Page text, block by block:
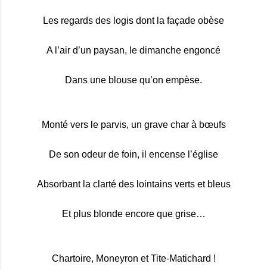
Les regards des logis dont la façade obèse
A l’air d’un paysan, le dimanche engoncé
Dans une blouse qu’on empèse.
Monté vers le parvis, un grave char à bœufs
De son odeur de foin, il encense l’église
Absorbant la clarté des lointains verts et bleus
Et plus blonde encore que grise…
Chartoire, Moneyron et Tite-Matichard !